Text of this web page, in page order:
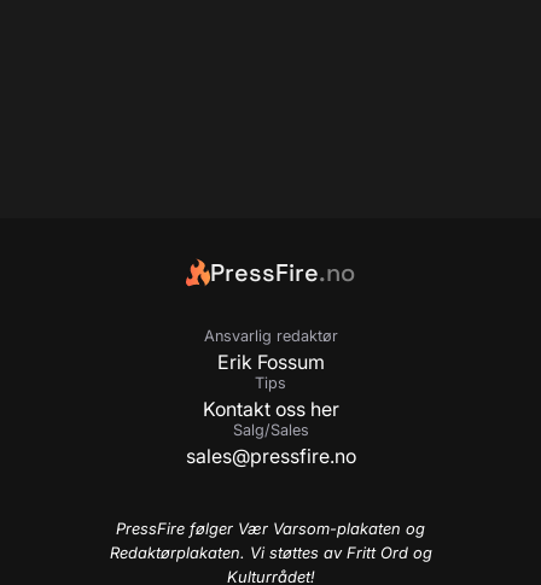
PressFire.no
Ansvarlig redaktør
Erik Fossum
Tips
Kontakt oss her
Salg/Sales
sales@pressfire.no
PressFire følger Vær Varsom-plakaten og
Redaktørplakaten. Vi støttes av Fritt Ord og
Kulturrådet!